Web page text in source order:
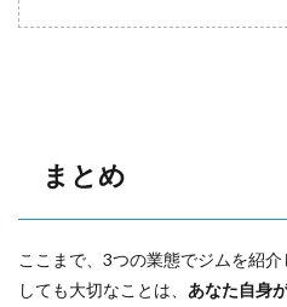
まとめ
ここまで、3つの業態でジムを紹
しても大切なことは、 あなた自身